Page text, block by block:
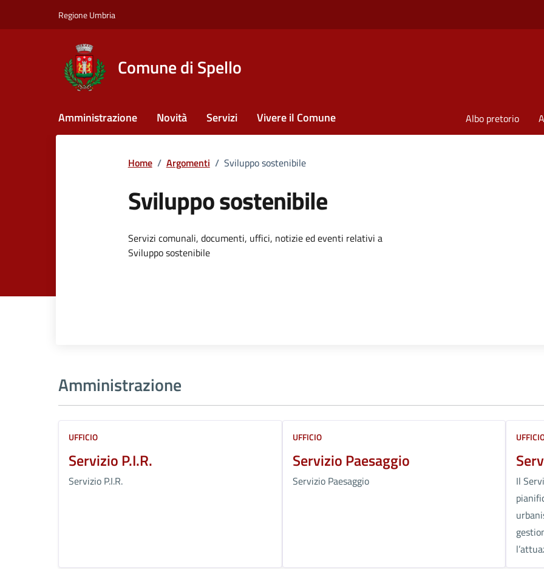
Regione Umbria
Comune di Spello
Amministrazione Novità Servizi Vivere il Comune Albo pretorio
Home / Argomenti / Sviluppo sostenibile
Sviluppo sostenibile
Dettagli dell'argomento
Servizi comunali, documenti, uffici, notizie ed eventi relativi a
Sviluppo sostenibile
Amministrazione
UFFICIO
Servizio P.I.R.
Servizio P.I.R.
UFFICIO
Servizio Paesaggio
Servizio Paesaggio
Il